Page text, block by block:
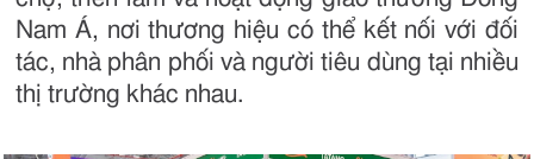
Nam Á, nơi thương hiệu có thể kết nối với đối
tác, nhà phân phối và người tiêu dùng tại nhiều
thị trường khác nhau.